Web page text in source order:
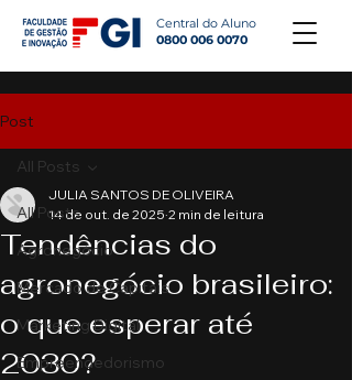
Central do Aluno
0800 006 0070
Post
All Posts
Agronegócio
Mercado de Capitais
Marketing Digital
Empreendedorismo
All Posts
Tendências do
agronegócio brasileiro:
o que esperar até
2030?
JULIA SANTOS DE OLIVEIRA
14 de out. de 2025 2 min de leitura